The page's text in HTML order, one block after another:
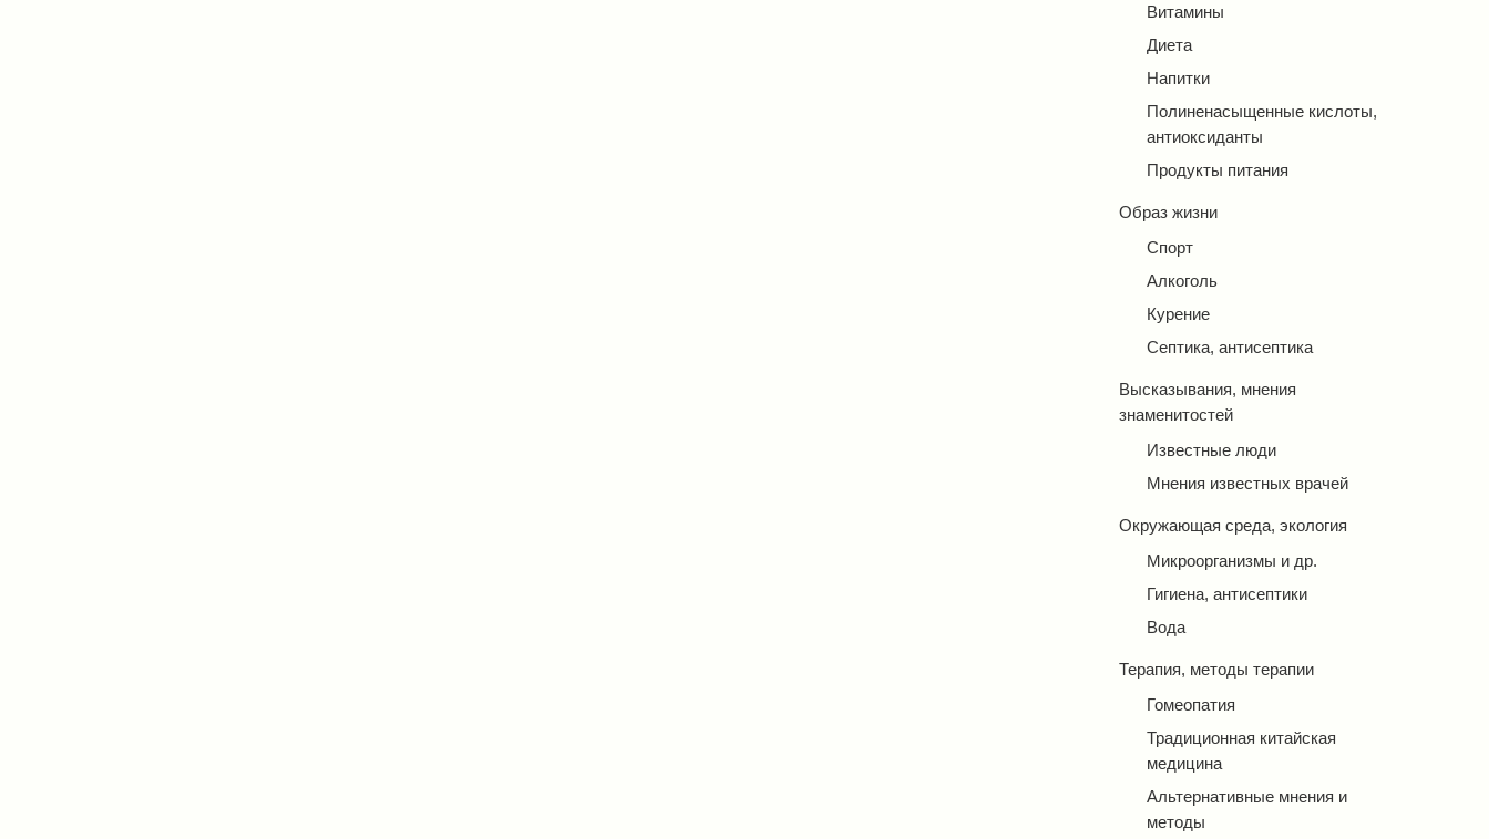
Витамины
Диета
Напитки
Полиненасыщенные кислоты,
антиоксиданты
Продукты питания
Образ жизни
Спорт
Алкоголь
Курение
Септика, антисептика
Высказывания, мнения
знаменитостей
Известные люди
Мнения известных врачей
Окружающая среда, экология
Микроорганизмы и др.
Гигиена, антисептики
Вода
Терапия, методы терапии
Гомеопатия
Традиционная китайская
медицина
Альтернативные мнения и
методы